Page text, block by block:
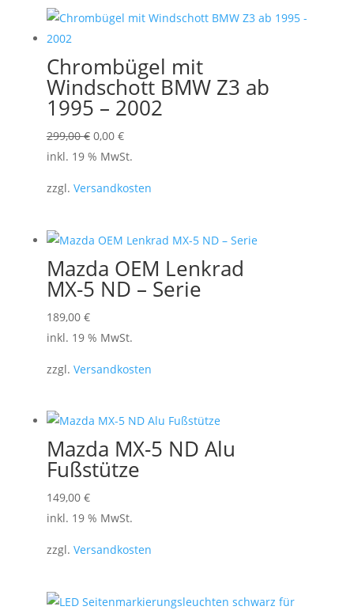
Chrombügel mit
Windschott BMW Z3 ab
1995 – 2002
299,00€ Ursprünglicher
Preis
299,00 €
0,00 €Aktueller
Preis
0,00 €.
inkl. 19 % MwSt.
zzgl. Versandkosten
Mazda OEM Lenkrad
MX-5 ND – Serie
189,00 €
inkl. 19 % MwSt.
zzgl. Versandkosten
Mazda MX-5 ND Alu
Fußstütze
149,00 €
inkl. 19 % MwSt.
zzgl. Versandkosten